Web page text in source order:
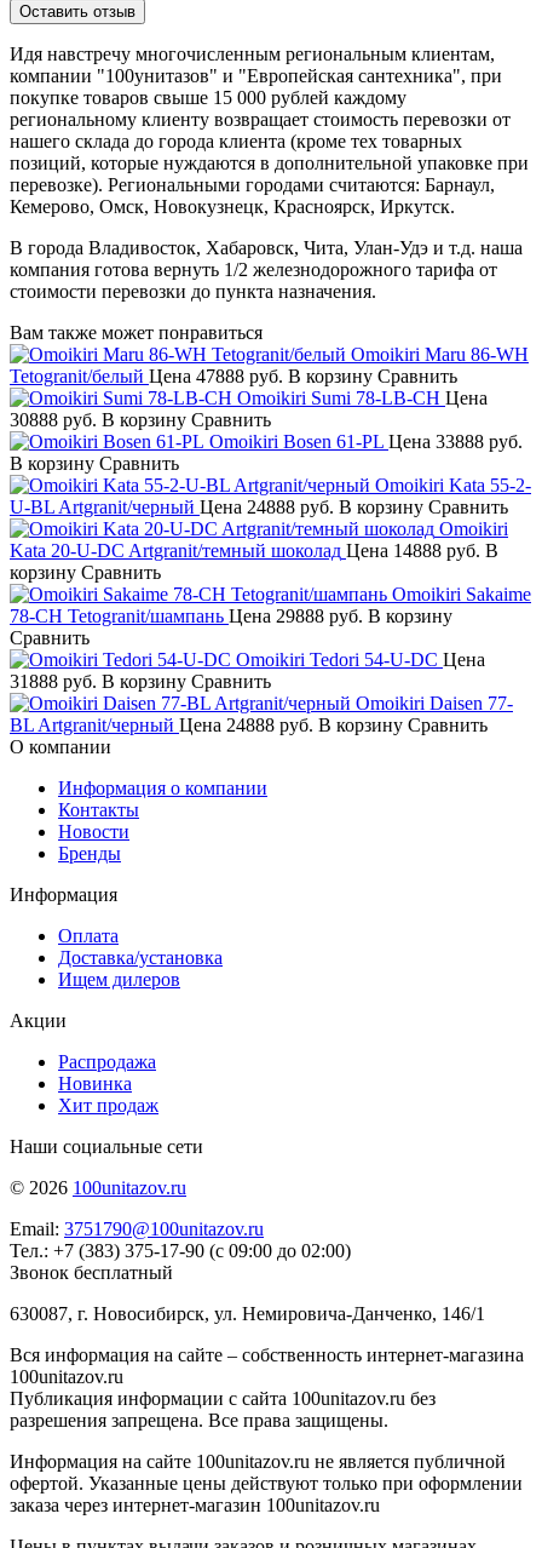
Идя навстречу многочисленным региональным клиентам,
компании "100унитазов" и "Европейская сантехника", при
покупке товаров свыше 15 000 рублей каждому
региональному клиенту возвращает стоимость перевозки от
нашего склада до города клиента (кроме тех товарных
позиций, которые нуждаются в дополнительной упаковке при
перевозке). Региональными городами считаются: Барнаул,
Кемерово, Омск, Новокузнецк, Красноярск, Иркутск.
В города Владивосток, Хабаровск, Чита, Улан-Удэ и т.д. наша
компания готова вернуть 1/2 железнодорожного тарифа от
стоимости перевозки до пункта назначения.
Вам также может понравиться
Omoikiri Maru 86-WH
Tetogranit/белый Цена 47888 руб. В корзину Сравнить
Omoikiri Sumi 78-LB-CH Цена
30888 руб. В корзину Сравнить
Omoikiri Bosen 61-PL Цена 33888 руб.
В корзину Сравнить
Omoikiri Kata 55-2-
U-BL Artgranit/черный Цена 24888 руб. В корзину Сравнить
Omoikiri
Kata 20-U-DC Artgranit/темный шоколад Цена 14888 руб. В
корзину Сравнить
Omoikiri Sakaime
78-CH Tetogranit/шампань Цена 29888 руб. В корзину
Сравнить
Omoikiri Tedori 54-U-DC Цена
31888 руб. В корзину Сравнить
Omoikiri Daisen 77-
BL Artgranit/черный Цена 24888 руб. В корзину Сравнить
О компании
Информация о компании
Контакты
Новости
Бренды
Информация
Оплата
Доставка/установка
Ищем дилеров
Акции
Распродажа
Новинка
Хит продаж
Наши социальные сети
© 2026 100unitazov.ru
Email: 3751790@100unitazov.ru
Тел.: +7 (383) 375-17-90 (с 09:00 до 02:00)
Звонок бесплатный
630087, г. Новосибирск, ул. Немировича-Данченко, 146/1
Вся информация на сайте – собственность интернет-магазина
100unitazov.ru
Публикация информации с сайта 100unitazov.ru без
разрешения запрещена. Все права защищены.
Информация на сайте 100unitazov.ru не является публичной
офертой. Указанные цены действуют только при оформлении
заказа через интернет-магазин 100unitazov.ru